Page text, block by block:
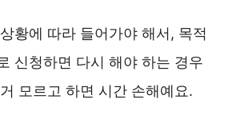
황에 따라 들어가야 해서, 목적
신청하면 다시 해야 하는 경우
모르고 하면 시간 손해예요.